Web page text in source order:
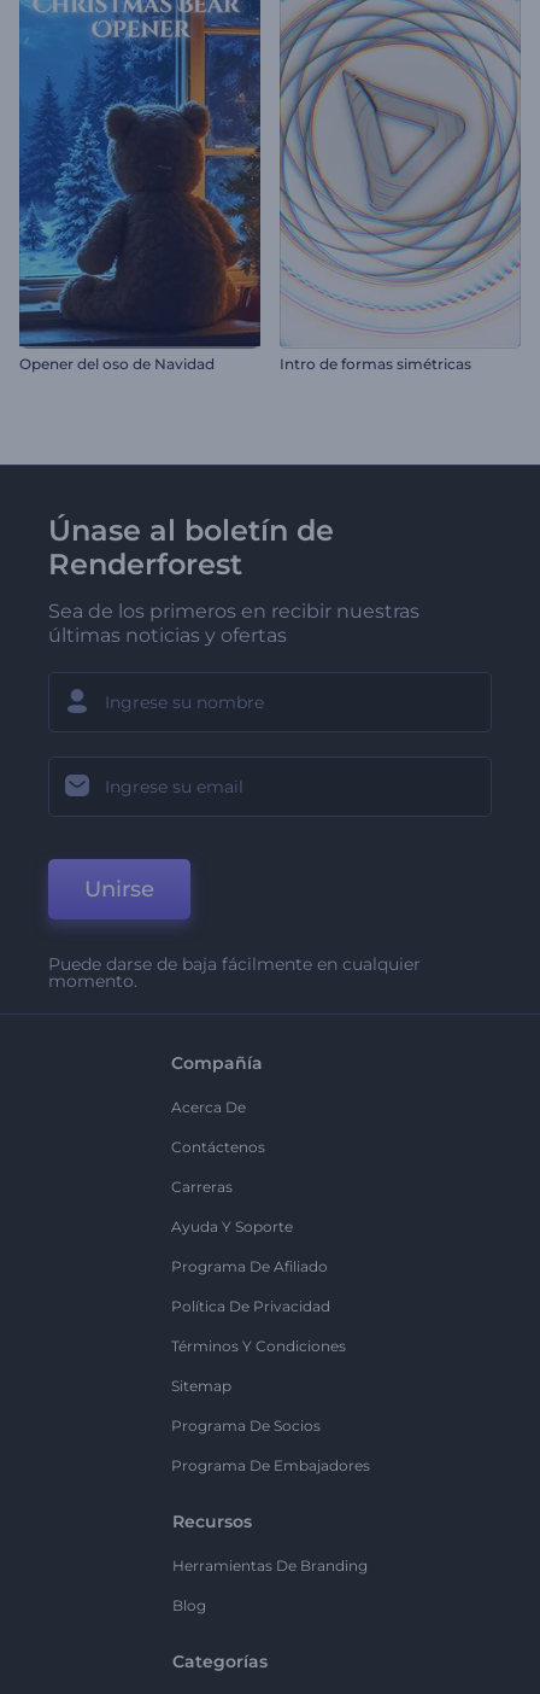
Opener del oso de Navidad Intro de formas simétricas
Únase al boletín de
Renderforest
Sea de los primeros en recibir nuestras
últimas noticias y ofertas
Unirse
Puede darse de baja fácilmente en cualquier
momento.
Compañía
Acerca De
Contáctenos
Carreras
Ayuda Y Soporte
Programa De Afiliado
Política De Privacidad
Términos Y Condiciones
Sitemap
Programa De Socios
Programa De Embajadores
Recursos
Herramientas De Branding
Blog
Categorías